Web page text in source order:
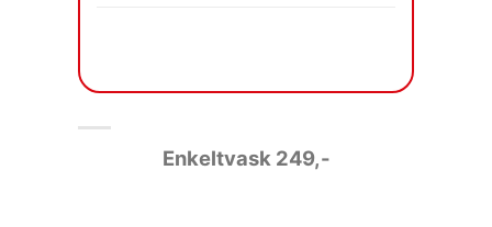
Enkeltvask 249,-